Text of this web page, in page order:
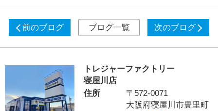
前のブログ ブログ一覧 次のブログ
トレジャーファクトリー
寝屋川店
住所
〒572-0071
大阪府寝屋川市豊里町